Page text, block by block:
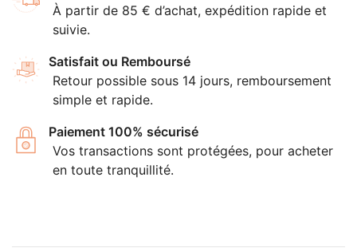
À partir de 85 € d’achat, expédition rapide et
suivie.
Satisfait ou Remboursé
Retour possible sous 14 jours, remboursement
simple et rapide.
Paiement 100% sécurisé
Vos transactions sont protégées, pour acheter
en toute tranquillité.